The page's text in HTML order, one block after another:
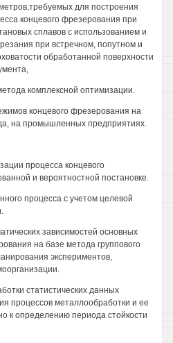
для построения
концевого фрезерования при
сплавов с использованием и
при встречном, попутном и
обработанной поверхности
комплексной оптимизации.
концевого фрезерования на
на промышленных предприятиях.
процесса концевого
и вероятностной постановке.
процесса с учетом целевой
зависимостей основных
на базе метода группового
экспериментов,
статистических данных
процессов металлообработки и ее
к определению периода стойкости